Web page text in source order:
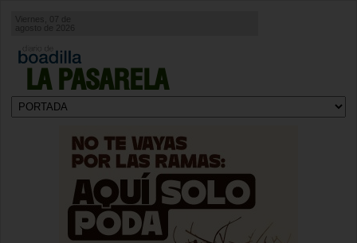
LA PASARELA
agosto de 2026